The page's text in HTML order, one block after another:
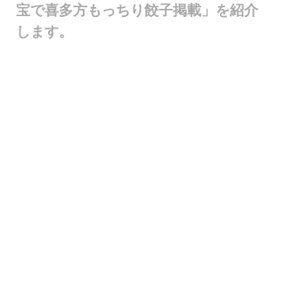
宝で喜多方もっちり餃子掲載」を紹介
します。